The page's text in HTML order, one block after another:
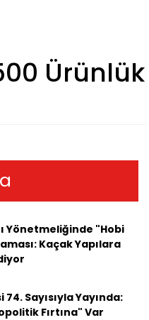
Ürünlük
Yönetmeliğinde "Hobi
Kaçak Yapılara
74. Sayısıyla Yayında:
Fırtına" Var